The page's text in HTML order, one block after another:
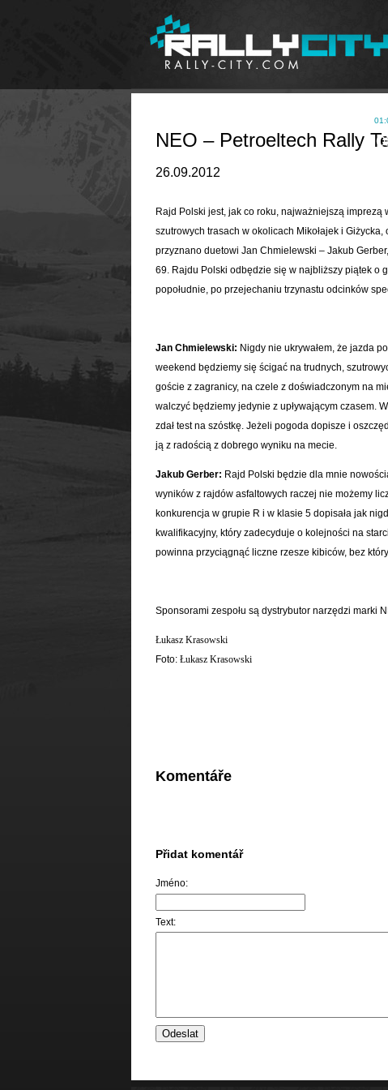
NEO – Petroeltech Rally
26.09.2012
Rajd Polski jest, jak co roku, najważniejszą
szutrowych trasach w okolicach Mikołajek i
przyznano duetowi Jan Chmielewski – Jakub
69. Rajdu Polski odbędzie się w najbliższy piątek o
popołudnie, po przejechaniu trzynastu odcinków
Jan Chmielewski: Nigdy nie ukrywałem, że jazda
weekend będziemy się ścigać na trudnych,
goście z zagranicy, na czele z doświadczonym na
walczyć będziemy jedynie z upływającym czasem.
zdał test na szóstkę. Jeżeli pogoda dopisze i
ją z radością z dobrego wyniku na mecie.
Jakub Gerber: Rajd Polski będzie dla mnie
wyników z rajdów asfaltowych raczej nie możemy
konkurencja w grupie R i w klasie 5 dopisała jak
kwalifikacyjny, który zadecyduje o kolejności na
powinna przyciągnąć liczne rzesze kibiców, bez
Sponsorami zespołu są dystrybutor narzędzi marki
Łukasz Krasowski
Foto: Łukasz Krasowski
Komentáře
Přidat komentář
Jméno:
Text: